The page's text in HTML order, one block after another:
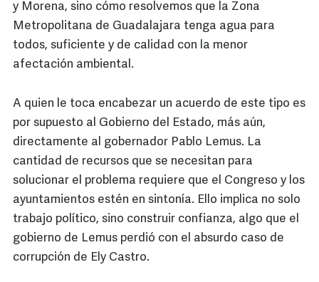
y Morena, sino cómo resolvemos que la Zona
Metropolitana de Guadalajara tenga agua para
todos, suficiente y de calidad con la menor
afectación ambiental.
A quien le toca encabezar un acuerdo de este tipo es
por supuesto al Gobierno del Estado, más aún,
directamente al gobernador Pablo Lemus. La
cantidad de recursos que se necesitan para
solucionar el problema requiere que el Congreso y los
ayuntamientos estén en sintonía. Ello implica no solo
trabajo político, sino construir confianza, algo que el
gobierno de Lemus perdió con el absurdo caso de
corrupción de Ely Castro.